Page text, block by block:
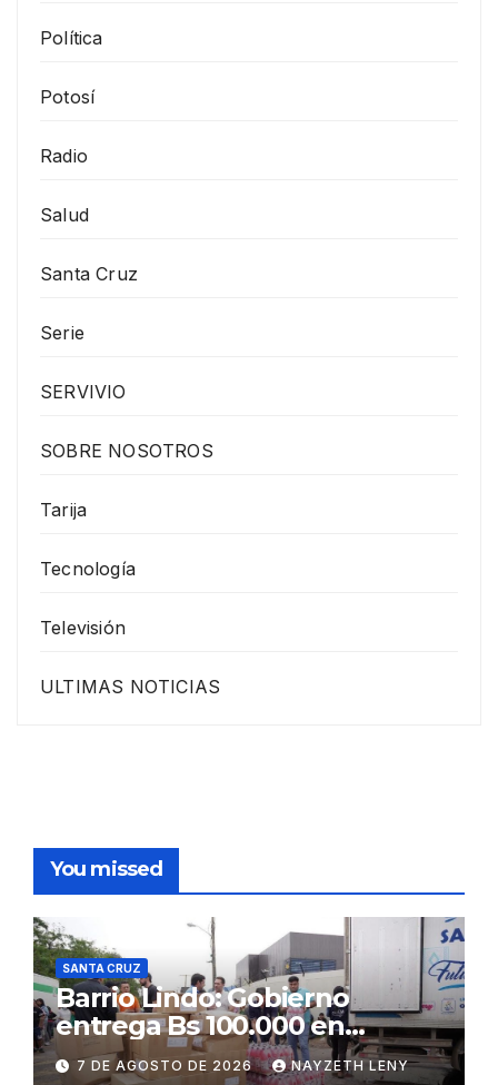
Política
Potosí
Radio
Salud
Santa Cruz
Serie
SERVIVIO
SOBRE NOSOTROS
Tarija
Tecnología
Televisión
ULTIMAS NOTICIAS
You missed
SANTA CRUZ
Barrio Lindo: Gobierno
entrega Bs 100.000 en
insumos para afectados
7 DE AGOSTO DE 2026 NAYZETH LENY